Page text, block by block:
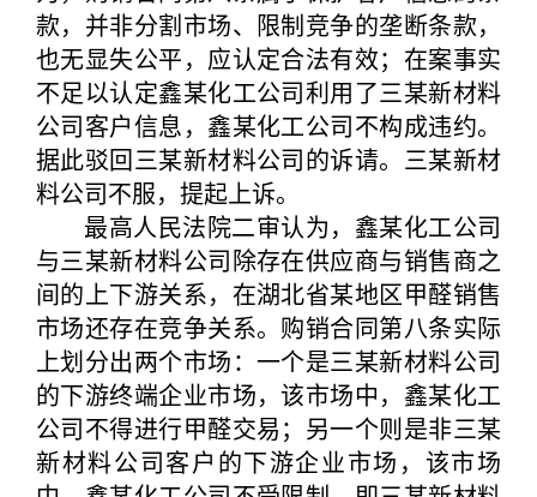
款，并非分割市场、限制竞争的垄断条款，
也无显失公平，应认定合法有效；在案事实
不足以认定鑫某化工公司利用了三某新材料
公司客户信息，鑫某化工公司不构成违约。
据此驳回三某新材料公司的诉请。三某新材
料公司不服，提起上诉。
最高人民法院二审认为，鑫某化工公司
与三某新材料公司除存在供应商与销售商之
间的上下游关系，在湖北省某地区甲醛销售
市场还存在竞争关系。购销合同第八条实际
上划分出两个市场：一个是三某新材料公司
的下游终端企业市场，该市场中，鑫某化工
公司不得进行甲醛交易；另一个则是非三某
新材料公司客户的下游企业市场，该市场